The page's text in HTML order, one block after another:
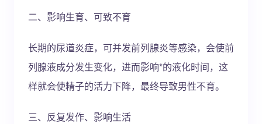
二、影响生育、可致不育
长期的尿道炎症，可并发前列腺炎等感染，会使前
列腺液成分发生变化，进而影响*的液化时间，这
样就会使精子的活力下降，最终导致男性不育。
三、反复发作、影响生活